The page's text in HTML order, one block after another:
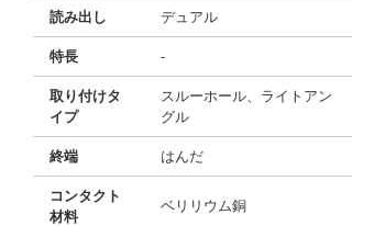
読み出し デュアル
特長 -
取り付けタ
イプ
スルーホール、ライトアン
グル
終端 はんだ
コンタクト
材料
ベリリウム銅